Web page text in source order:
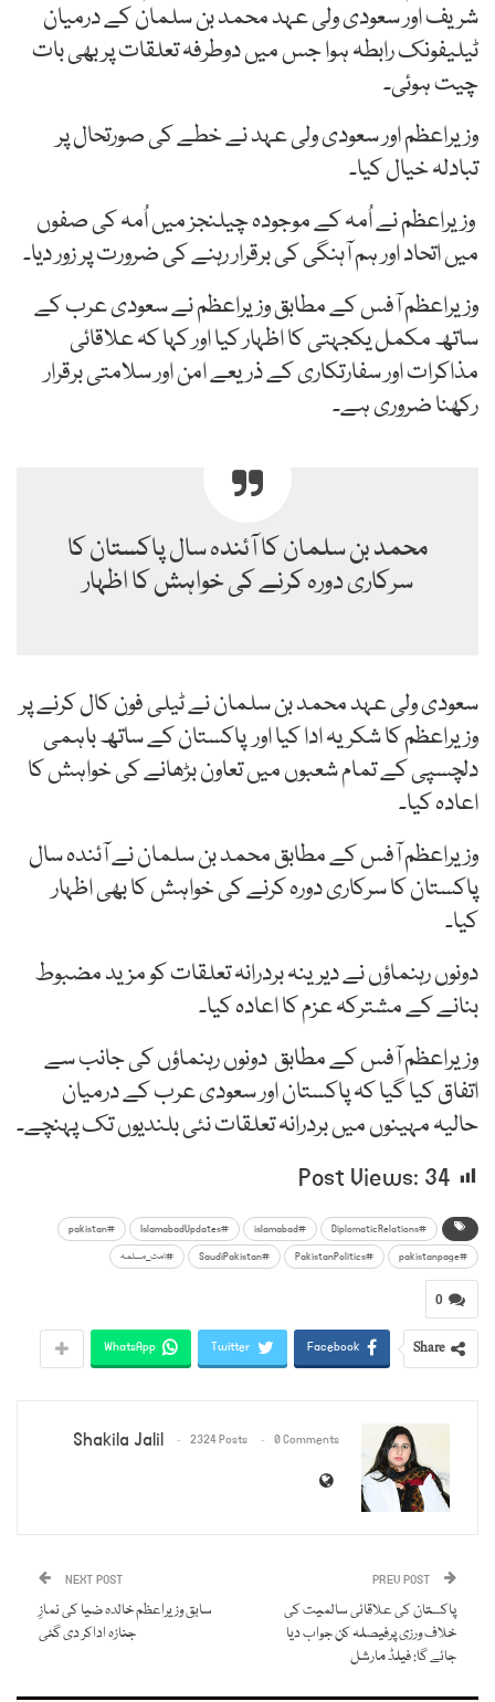
شریف اور سعودی ولی عہد محمد بن سلمان کے درمیان
ٹیلیفونک رابطہ ہوا جس میں دوطرفہ تعلقات پر بھی بات
چیت ہوئی۔
وزیراعظم اور سعودی ولی عہد نے خطے کی صورتحال پر
تبادلہ خیال کیا۔
وزیراعظم نے اُمہ کے موجودہ چیلنجز میں اُمہ کی صفوں
میں اتحاد اور ہم آہنگی کی برقرار رہنے کی ضرورت پر زور دیا۔
وزیراعظم آفس کے مطابق وزیراعظم نے سعودی عرب کے
ساتھ مکمل یکجہتی کا اظہار کیا اور کہا کہ علاقائی
مذاکرات اور سفارتکاری کے ذریعے امن اور سلامتی برقرار
رکھنا ضروری ہے۔
محمد بن سلمان کا آئندہ سال پاکستان کا
سرکاری دورہ کرنے کی خواہش کا اظہار
سعودی ولی عہد محمد بن سلمان نے ٹیلی فون کال کرنے پر
وزیراعظم کا شکریہ ادا کیا اور پاکستان کے ساتھ باہمی
دلچسپی کے تمام شعبوں میں تعاون بڑھانے کی خواہش کا
اعادہ کیا۔
وزیراعظم آفس کے مطابق محمد بن سلمان نے آئندہ سال
پاکستان کا سرکاری دورہ کرنے کی خواہش کا بھی اظہار
کیا۔
دونوں رہنماؤں نے دیرینہ بردرانہ تعلقات کو مزید مضبوط
بنانے کے مشترکہ عزم کا اعادہ کیا۔
وزیراعظم آفس کے مطابق دونوں رہنماؤں کی جانب سے
اتفاق کیا گیا کہ پاکستان اور سعودی عرب کے درمیان
حالیہ مہینوں میں بردرانہ تعلقات نئی بلندیوں تک پہنچے۔
Post Views: 34
#DiplomaticRelations
#islamabad
#IslamabadUpdates
#pakistan
#pakistanpage
#PakistanPolitics
#SaudiPakistan #امت_مسلمہ
0
Share
Facebook
Twitter
WhatsApp
Shakila Jalil 2324 Posts 0 Comments
پاکستان کی علاقائی سالمیت کی
خلاف ورزی پرفیصلہ کن جواب دیا
جائے گا: فیلڈ مارشل
NEXT POST
سابق وزیراعظم خالدہ ضیا کی نمازِ
جنازہ اداکر دی گئی